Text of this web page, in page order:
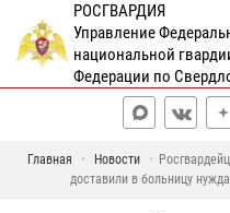
РОСГВАРДИЯ
Управление
национальной
Федерации по
Главная Новости
доставили в больницу